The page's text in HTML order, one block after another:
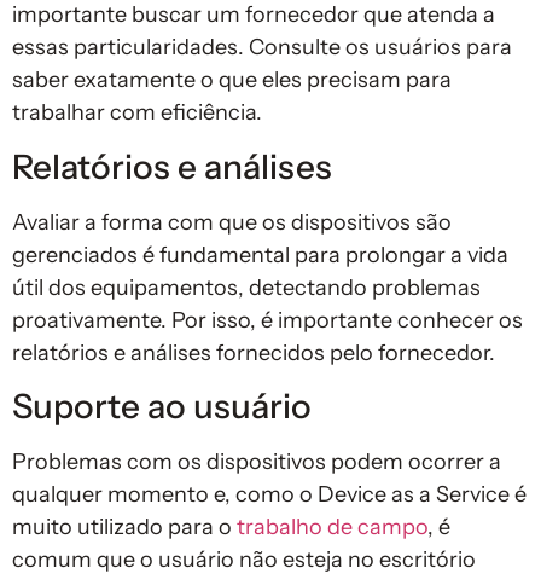
importante buscar um fornecedor que atenda a
essas particularidades. Consulte os usuários para
saber exatamente o que eles precisam para
trabalhar com eficiência.
Relatórios e análises
Avaliar a forma com que os dispositivos são
gerenciados é fundamental para prolongar a vida
útil dos equipamentos, detectando problemas
proativamente. Por isso, é importante conhecer os
relatórios e análises fornecidos pelo fornecedor.
Suporte ao usuário
Problemas com os dispositivos podem ocorrer a
qualquer momento e, como o Device as a Service é
muito utilizado para o trabalho de campo, é
comum que o usuário não esteja no escritório